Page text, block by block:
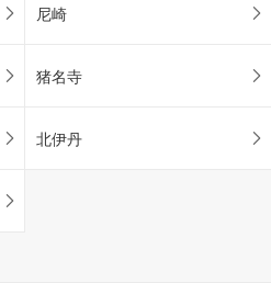
尼崎
猪名寺
北伊丹